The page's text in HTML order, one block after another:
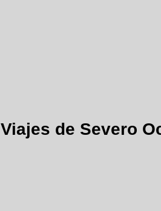
Viajes de Severo